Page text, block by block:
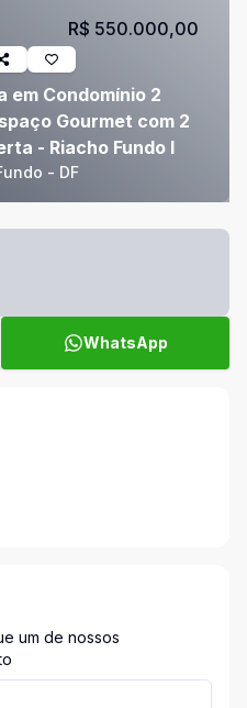
em Condomínio 2
Gourmet com 2
- Riacho Fundo I
- DF
R$ 550.000,00
WhatsApp
um de nossos